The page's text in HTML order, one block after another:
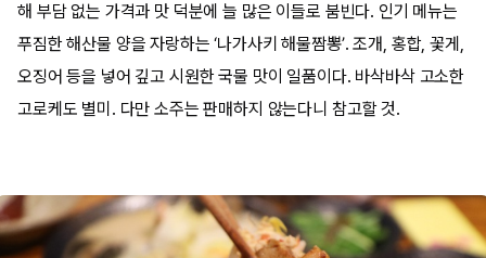
해 부담 없는 가격과 맛 덕분에 늘 많은 이들로 붐빈다. 인기 메뉴는
푸짐한 해산물 양을 자랑하는 ‘나가사키 해물짬뽕’. 조개, 홍합, 꽃게,
오징어 등을 넣어 깊고 시원한 국물 맛이 일품이다. 바삭바삭 고소한
고로케도 별미. 다만 소주는 판매하지 않는다니 참고할 것.